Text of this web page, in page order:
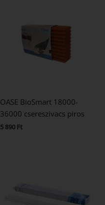
OASE BioSmart 18000-
36000 csereszivacs piros
5 890 Ft